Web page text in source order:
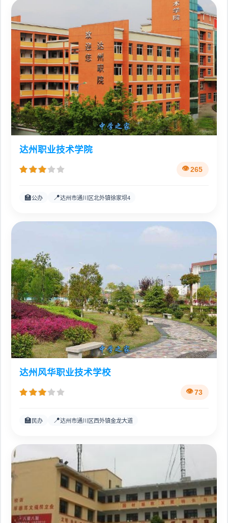
达州职业技术学院
265
🏫公办 📍达州市通川区北外镇徐家坝4
达州风华职业技术学校
73
🏫 民办 📍达州市通川区西外镇金龙大道